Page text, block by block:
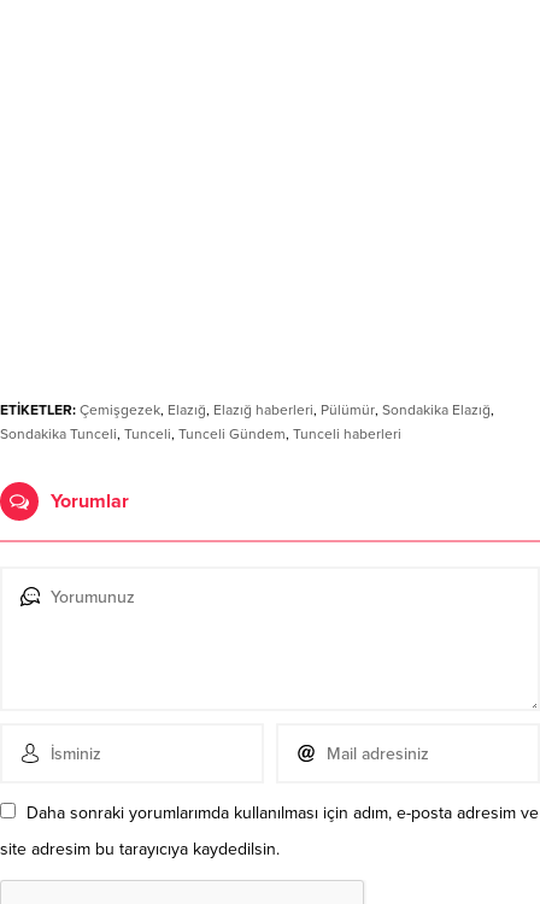
ETİKETLER: Çemişgezek, Elazığ, Elazığ haberleri, Pülümür, Sondakika Elazığ,
Sondakika Tunceli, Tunceli, Tunceli Gündem, Tunceli haberleri
Yorumlar
Daha sonraki yorumlarımda kullanılması için adım, e-posta adresim ve
site adresim bu tarayıcıya kaydedilsin.